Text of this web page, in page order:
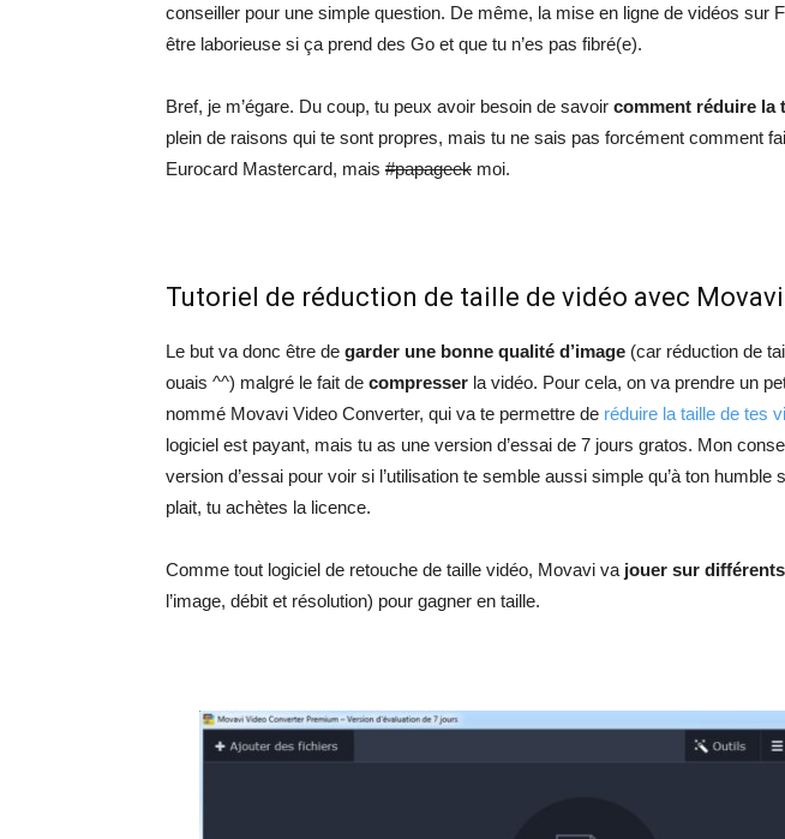
conseiller pour une simple question. De même, la mise en ligne de vidéos sur
être laborieuse si ça prend des Go et que tu n’es pas fibré(e).
Bref, je m’égare. Du coup, tu peux avoir besoin de savoir comment réduire la
plein de raisons qui te sont propres, mais tu ne sais pas forcément comment
Eurocard Mastercard, mais #papageek moi.
Tutoriel de réduction de taille de vidéo avec
Le but va donc être de garder une bonne qualité d’image (car réduction de
ouais ^^) malgré le fait de compresser la vidéo. Pour cela, on va prendre un
nommé Movavi Video Converter, qui va te permettre de réduire la taille de tes
logiciel est payant, mais tu as une version d’essai de 7 jours gratos. Mon
version d’essai pour voir si l’utilisation te semble aussi simple qu’à ton humble
plait, tu achètes la licence.
Comme tout logiciel de retouche de taille vidéo, Movavi va jouer sur
l’image, débit et résolution) pour gagner en taille.